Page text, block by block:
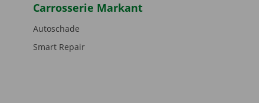
Carrosserie Markant
Autoschade
Smart Repair